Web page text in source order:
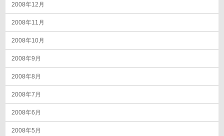
2008年12月
2008年11月
2008年10月
2008年9月
2008年8月
2008年7月
2008年6月
2008年5月